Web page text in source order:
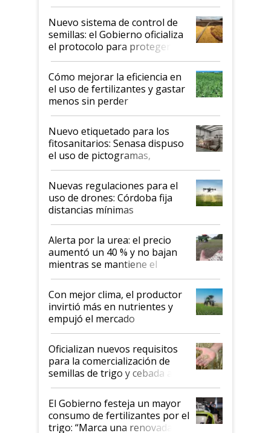
Nuevo sistema de control de
semillas: el Gobierno oficializa
el protocolo para proteger la
propiedad intelectual
Cómo mejorar la eficiencia en
el uso de fertilizantes y gastar
menos sin perder
productividad en la campaña
fina
Nuevo etiquetado para los
fitosanitarios: Senasa dispuso
el uso de pictogramas,
palabras de advertencia e
indicaciones
Nuevas regulaciones para el
uso de drones: Córdoba fija
distancias mínimas
Alerta por la urea: el precio
aumentó un 40 % y no bajan
mientras se mantiene el
conflicto en Medio Oriente
Con mejor clima, el productor
invirtió más en nutrientes y
empujó el mercado
Oficializan nuevos requisitos
para la comercialización de
semillas de trigo y cebada a
granel
El Gobierno festeja un mayor
consumo de fertilizantes por el
trigo: “Marca una renovada